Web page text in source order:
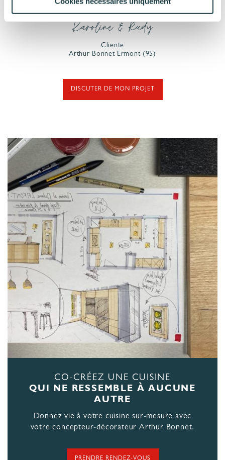
la réalisation.”
Karoline & Rudy
Cliente
Arthur Bonnet Ermont (95)
DISCUTER DE MON PROJET
CO-CRÉEZ UNE CUISINE
QUI NE RESSEMBLE À AUCUNE
AUTRE
Donnez vie à votre cuisine sur-mesure avec
votre concepteur-décorateur Arthur Bonnet.